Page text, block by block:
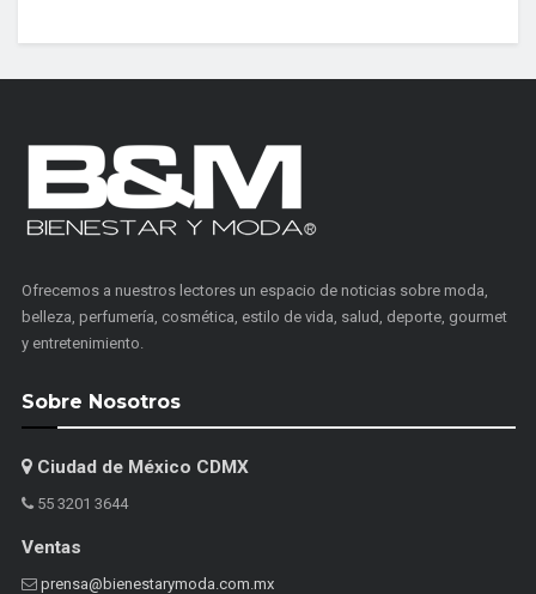
Ofrecemos a nuestros lectores un espacio de noticias sobre moda,
belleza, perfumería, cosmética, estilo de vida, salud, deporte, gourmet
y entretenimiento.
Sobre Nosotros
Ciudad de México CDMX
55 3201 3644
Ventas
prensa@bienestarymoda.com.mx